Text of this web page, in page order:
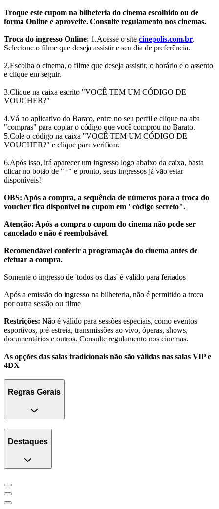
Troque este cupom na bilheteria do cinema escolhido ou de
forma Online e aproveite. Consulte regulamento nos cinemas.
Troca do ingresso Online: 1.Acesse o site cinepolis.com.br.
Selecione o filme que deseja assistir e seu dia de preferência.
2.Escolha o cinema, o filme que deseja assistir, o horário e o assento
e clique em seguir.
3.Clique na caixa escrito "VOCÊ TEM UM CÓDIGO DE
VOUCHER?"
4.Vá no aplicativo do Barato, entre no seu perfil e clique na aba
"compras" para copiar o código que você comprou no Barato.
5.Cole o código na caixa "VOCÊ TEM UM CÓDIGO DE
VOUCHER?" e clique para verificar.
6.Após isso, irá aparecer um ingresso logo abaixo da caixa, basta
clicar no botão de "+" e pronto, seus ingressos já vão estar
disponíveis!
OBS: Após a compra, a sequência de números para a troca do
voucher fica disponível no cupom em "código secreto".
Atenção: Após a compra o cupom do cinema não pode ser
cancelado e não é reembolsável.
Recomendável conferir a programação do cinema antes de
efetuar a compra.
Somente o ingresso de 'todos os dias' é válido para feriados
Após a emissão do ingresso na bilheteria, não é permitido a troca
por outra sessão ou filme
Restrições: Não é válido para sessões especiais, como eventos
esportivos, pré-estreia, transmissões ao vivo, óperas, shows,
documentários e outros. Consulte regulamento nos cinemas.
As opções das salas tradicionais não são válidas nas salas VIP e
4DX
Regras Gerais
Destaques